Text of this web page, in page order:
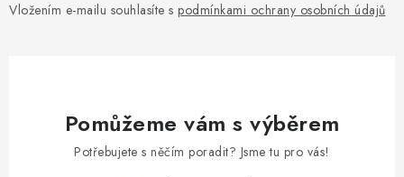
Vložením e-mailu souhlasíte s podmínkami ochrany osobních údajů
Pomůžeme vám s výběrem
Potřebujete s něčím poradit? Jsme tu pro vás!